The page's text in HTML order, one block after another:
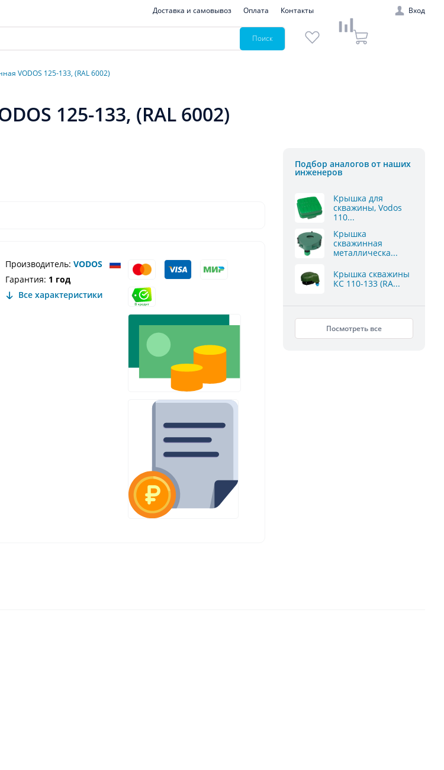
Доставка и самовывоз Оплата Контакты Вход
Поиск
VODOS 125-133, (RAL 6002)
125-133, (RAL 6002)
Производитель: VODOS
Гарантия: 1 год
Все характеристики
Подбор аналогов от наших
инженеров
Крышка для
скважины, Vodos
110...
Крышка
скважинная
металлическа...
Крышка скважины
КС 110-133 (RA...
Посмотреть все